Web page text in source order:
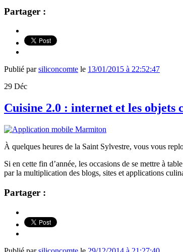
Partager :
Publié parsiliconcomte le 13/01/2015 à 22:52:47
29 Déc
Cuisine 2.0 : internet et les objets
À quelques heures de la Saint Sylvestre, vous vous
Si en cette fin d’année, les occasions de se mettre à
par la multiplication des blogs, sites et applications
Partager :